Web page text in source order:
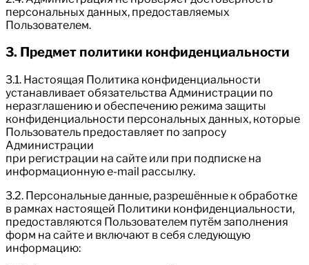
персональных данных, предоставляемых
Пользователем.
3. Предмет политики конфиденциальности
3.1. Настоящая Политика конфиденциальности
устанавливает обязательства Администрации по
неразглашению и обеспечению режима защиты
конфиденциальности персональных данных, которые
Пользователь предоставляет по запросу
Администрации
при регистрации на сайте или при подписке на
информационную e-mail рассылку.
3.2. Персональные данные, разрешённые к обработке
в рамках настоящей Политики конфиденциальности,
предоставляются Пользователем путём заполнения
форм на сайте и включают в себя следующую
информацию: